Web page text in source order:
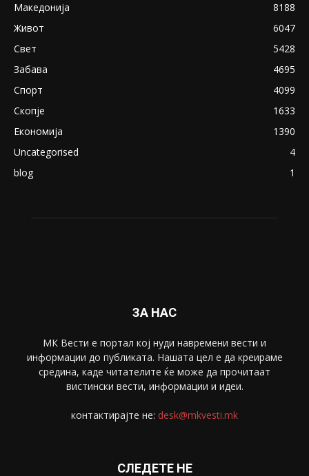
Македонија
8188
Живот
6047
Свет
5428
Забава
4695
Спорт
4099
Скопје
1633
Економија
1390
Uncategorised
4
blog
1
ЗА НАС
МК Вести е портал коj нуди навремени вести и
информации до публиката. Нашата цел е да креираме
средина, каде читателите ќе може да прочитаат
вистински вести, информации и идеи.
контактирајте не: desk@mkvesti.mk
СЛЕДЕТЕ НЕ